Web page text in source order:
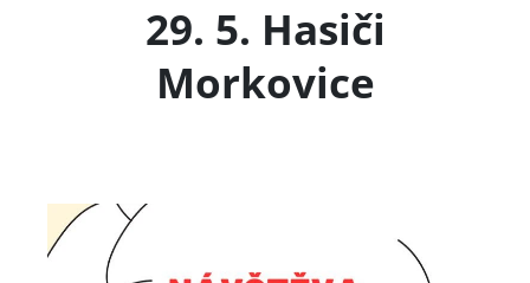
29. 5. Hasiči
Morkovice